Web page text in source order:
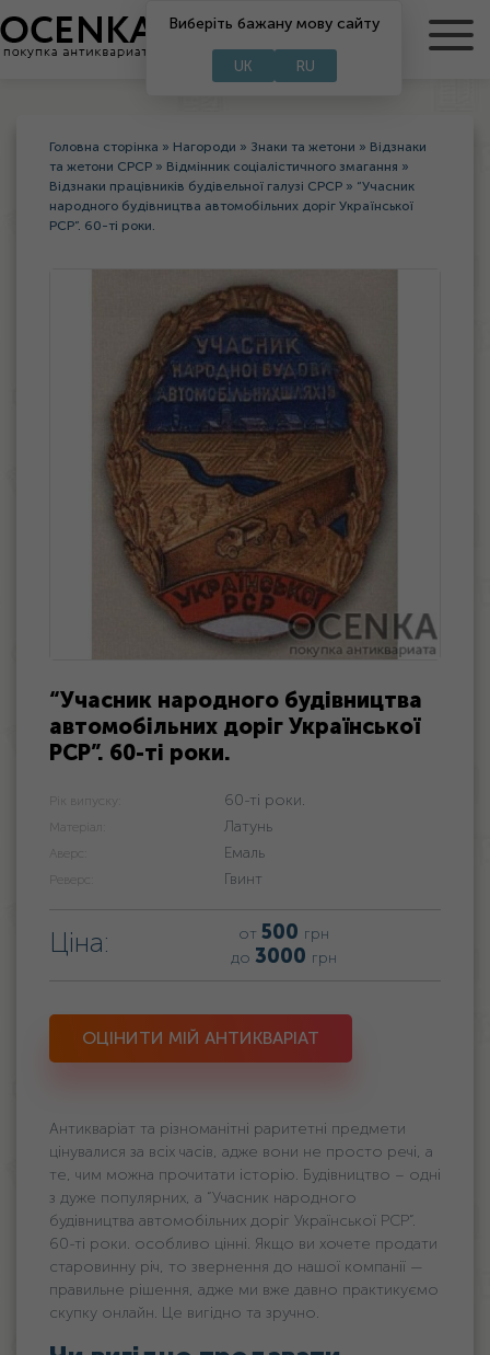
RU
Виберіть бажану мову сайту
UK RU
Головна сторінка » Нагороди » Знаки та жетони » Відзнаки
та жетони СРСР » Відмінник соціалістичного змагання »
Відзнаки працівників будівельної галузі СРСР » “Учасник
народного будівництва автомобільних доріг Української
РСР”. 60-ті роки.
“Учасник народного будівництва
автомобільних доріг Української
РСР”. 60-ті роки.
Рік випуску: 60-ті роки.
Матеріал: Латунь
Аверс: Емаль
Реверс: Гвинт
Ціна: от 500 грн
до 3000 грн
ОЦІНИТИ МІЙ АНТИКВАРІАТ
Антикваріат та різноманітні раритетні предмети
цінувалися за всіх часів, адже вони не просто речі, а
те, чим можна прочитати історію. Будівництво – одні
з дуже популярних, а “Учасник народного
будівництва автомобільних доріг Української РСР”.
60-ті роки. особливо цінні. Якщо ви хочете продати
старовинну річ, то звернення до нашої компанії —
правильне рішення, адже ми вже давно практикуємо
скупку онлайн. Це вигідно та зручно.